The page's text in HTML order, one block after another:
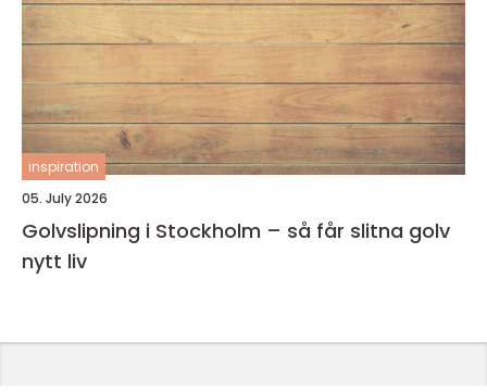
inspiration
05. July 2026
Golvslipning i Stockholm – så får slitna golv
nytt liv